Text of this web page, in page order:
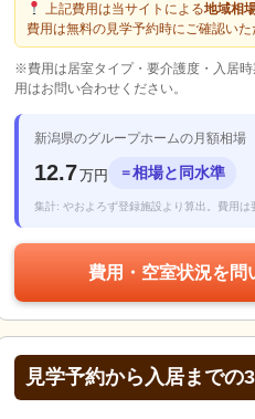
上記費用は当サイトによる地域相
費用は無料の見学予約時にご確認いた
※費用は居室タイプ・要介護度・入居
用はお問い合わせください。
新潟県のグループホームの月額相場
12.7万円 ＝相場と同水準
集計: やおよろず登録施設より算出。費用
費用・空室状況を問
見学予約から入居までの